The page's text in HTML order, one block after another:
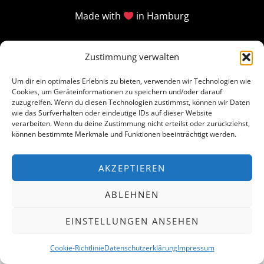
Zustimmung verwalten
Um dir ein optimales Erlebnis zu bieten, verwenden wir Technologien wie
Cookies, um Geräteinformationen zu speichern und/oder darauf
zuzugreifen. Wenn du diesen Technologien zustimmst, können wir Daten
wie das Surfverhalten oder eindeutige IDs auf dieser Website
verarbeiten. Wenn du deine Zustimmung nicht erteilst oder zurückziehst,
können bestimmte Merkmale und Funktionen beeinträchtigt werden.
AKZEPTIEREN
ABLEHNEN
EINSTELLUNGEN ANSEHEN
Cookie-RichtlinieDatenschutzerklärungImpressum
Made with in Hamburg